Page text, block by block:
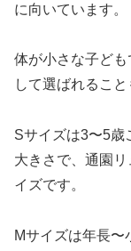
に向いています。
体が小さな子ど
して選ばれること
Sサイズは3〜5歳
大きさで、通園
イズです。
Mサイズは年長〜